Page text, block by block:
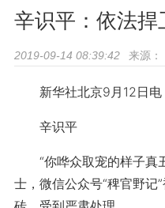
辛识平：依法捍
2019-09-14 08:39:42 来源：
新华社北京9月12日电
辛识平
“你哗众取宠的样子真
士，微信公众号“稗官野记